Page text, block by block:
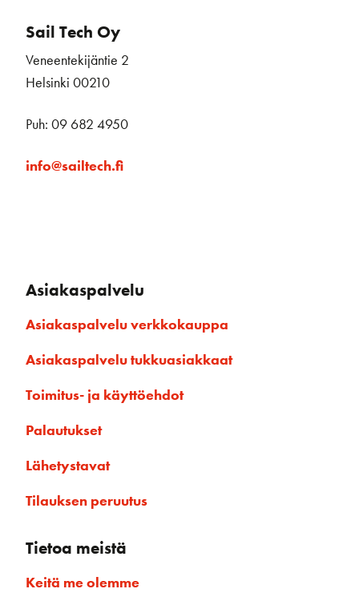
Sail Tech Oy
Veneentekijäntie 2
Helsinki 00210
Puh: 09 682 4950
info@sailtech.fi
Asiakaspalvelu
Asiakaspalvelu verkkokauppa
Asiakaspalvelu tukkuasiakkaat
Toimitus- ja käyttöehdot
Palautukset
Lähetystavat
Tilauksen peruutus
Tietoa meistä
Keitä me olemme